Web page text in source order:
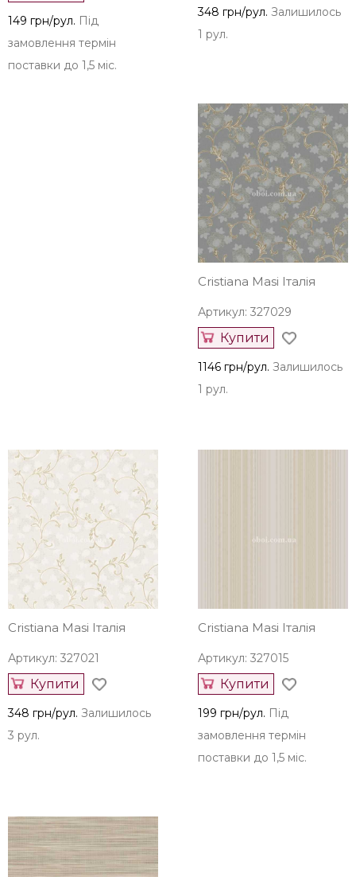
149 грн/рул. Під
замовлення термін
поставки до 1,5 міс.
348 грн/рул. Залишилось
1 рул.
Cristiana Masi Італія
Артикул: 327029
Купити
1146 грн/рул. Залишилось
1 рул.
Cristiana Masi Італія
Артикул: 327021
Купити
348 грн/рул. Залишилось
3 рул.
Cristiana Masi Італія
Артикул: 327015
Купити
199 грн/рул. Під
замовлення термін
поставки до 1,5 міс.